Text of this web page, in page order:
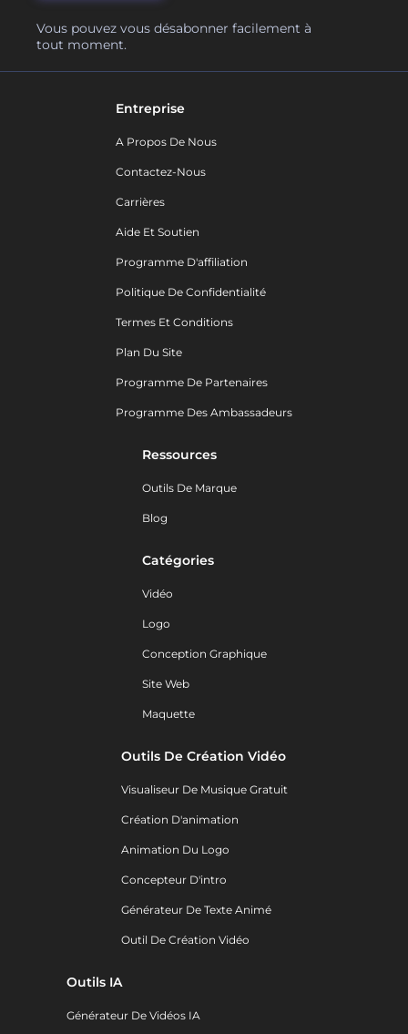
Vous pouvez vous désabonner facilement à
tout moment.
Entreprise
A Propos De Nous
Contactez-Nous
Carrières
Aide Et Soutien
Programme D'affiliation
Politique De Confidentialité
Termes Et Conditions
Plan Du Site
Programme De Partenaires
Programme Des Ambassadeurs
Ressources
Outils De Marque
Blog
Catégories
Vidéo
Logo
Conception Graphique
Site Web
Maquette
Outils De Création Vidéo
Visualiseur De Musique Gratuit
Création D'animation
Animation Du Logo
Concepteur D'intro
Générateur De Texte Animé
Outil De Création Vidéo
Outils IA
Générateur De Vidéos IA